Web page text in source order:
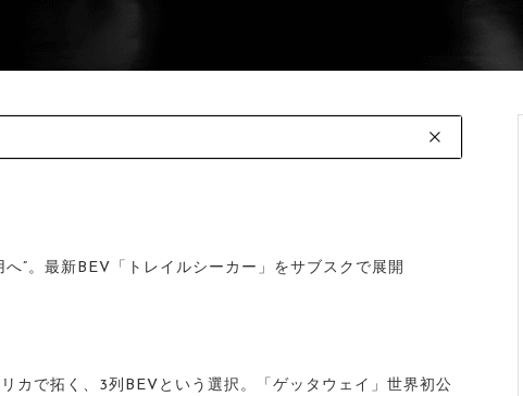
へ”。最新BEV「トレイルシーカー」をサブスクで展開
カで拓く、3列BEVという選択。「ゲッタウェイ」世界初公